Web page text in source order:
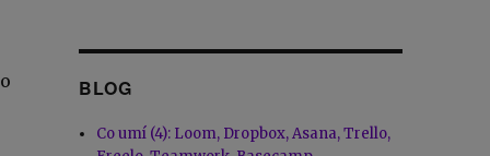
BLOG
Co umí (4): Loom, Dropbox, Asana, Trello,